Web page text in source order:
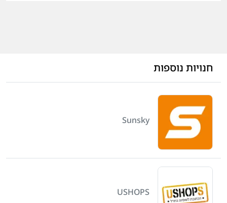
חנויות נוספות
Sunsky
USHOPS